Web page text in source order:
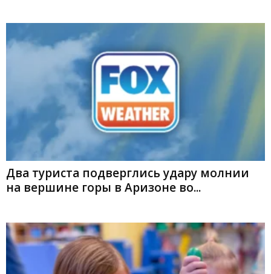
Два туриста подверглись удару молнии
на вершине горы в Аризоне во...